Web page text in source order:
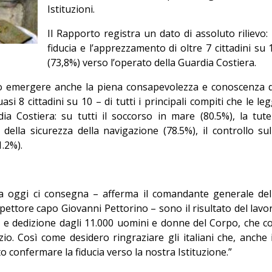
Istituzioni.
Il Rapporto registra un dato di assoluto rilievo:
fiducia e l’apprezzamento di oltre 7 cittadini su
(73,8%) verso l’operato della Guardia Costiera.
anche la piena consapevolezza e conoscenza
8 cittadini su 10 – di tutti i principali compiti che le
Costiera: su tutti il soccorso in mare (80.5%), la
della sicurezza della navigazione (78.5%), il controllo
oggi ci consegna – afferma il comandante generale
capo Giovanni Pettorino – sono il risultato del
dedizione dagli 11.000 uomini e donne del Corpo, che
Così come desidero ringraziare gli italiani che, anche
confermare la fiducia verso la nostra Istituzione.”